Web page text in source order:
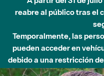
reabre al público tras el
Temporalmente, las
pueden acceder en
debido a una restricción